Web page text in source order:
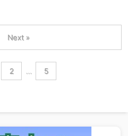
2 … 5
Next »